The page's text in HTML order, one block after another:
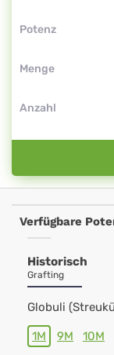
Potenz
Menge
Anzahl
Verfügbare
Historisch
Grafting
Globuli
1M 9M 10M